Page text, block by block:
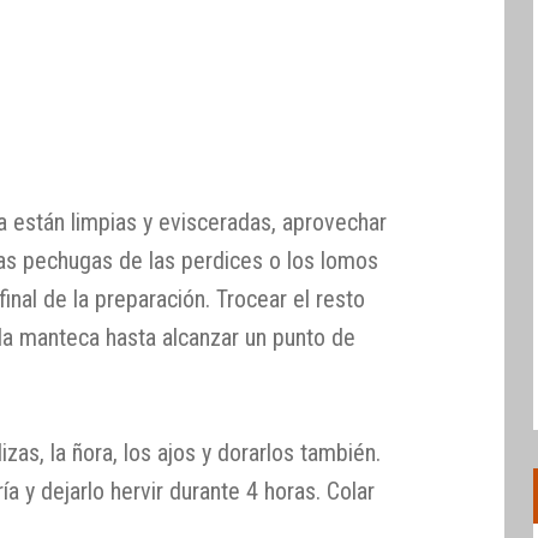
están limpias y evisceradas, aprovechar
pechugas de las perdices o los lomos
de la preparación. Trocear el resto
manteca hasta alcanzar un punto de
la ñora, los ajos y dorarlos también.
y dejarlo hervir durante 4 horas. Colar